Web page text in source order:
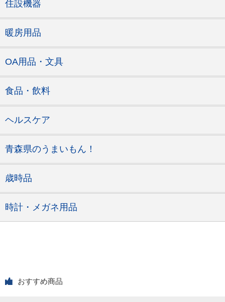
住設機器
暖房用品
OA用品・文具
食品・飲料
ヘルスケア
青森県のうまいもん！
歳時品
時計・メガネ用品
おすすめ商品